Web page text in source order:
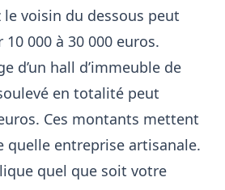
le voisin du dessous peut
000 à 30 000 euros.
d’un hall d’immeuble de
en totalité peut
Ces montants mettent
quelle entreprise artisanale.
quel que soit votre